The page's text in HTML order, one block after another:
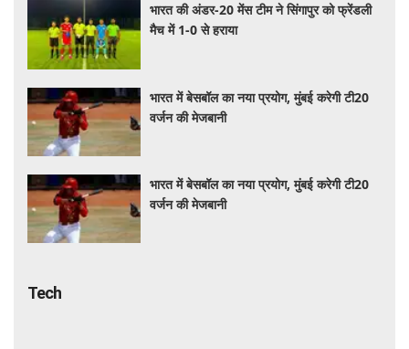
भारत की अंडर-20 मेंस टीम ने सिंगापुर को फ्रेंडली
मैच में 1-0 से हराया
भारत में बेसबॉल का नया प्रयोग, मुंबई करेगी टी20
वर्जन की मेजबानी
भारत में बेसबॉल का नया प्रयोग, मुंबई करेगी टी20
वर्जन की मेजबानी
Tech